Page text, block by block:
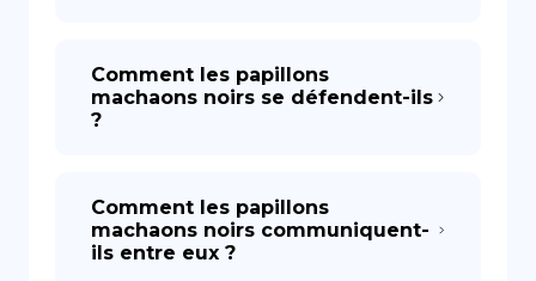
Comment les papillons
machaons noirs se défendent-ils
?
Comment les papillons
machaons noirs communiquent-
ils entre eux ?